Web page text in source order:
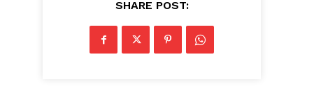
SHARE POST: